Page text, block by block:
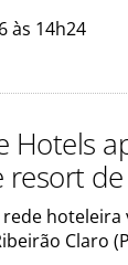
às 14h24
Hotels
resort
hoteleira
Claro